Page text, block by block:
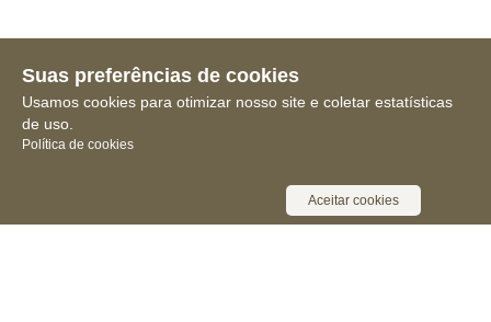
Suas preferências de cookies
Usamos cookies para otimizar nosso site e coletar estatísticas
de uso.
Política de cookies
Aceitar cookies